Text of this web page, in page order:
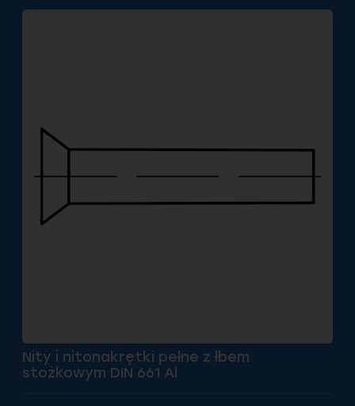
Nity i nitonakrętki pełne z łbem
stożkowym DIN 661 Al